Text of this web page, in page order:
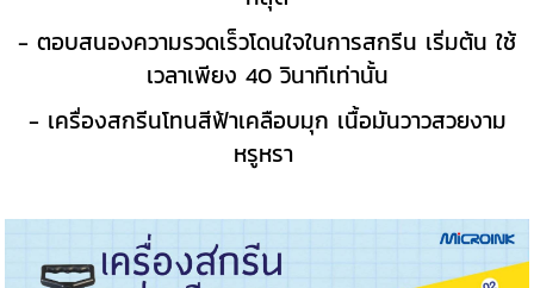
- ตอบสนองความรวดเร็วโดนใจในการสกรีน เริ่มต้น ใช้
เวลาเพียง 40 วินาทีเท่านั้น
- เครื่องสกรีนโทนสีฟ้าเคลือบมุก เนื้อมันวาวสวยงาม
หรูหรา